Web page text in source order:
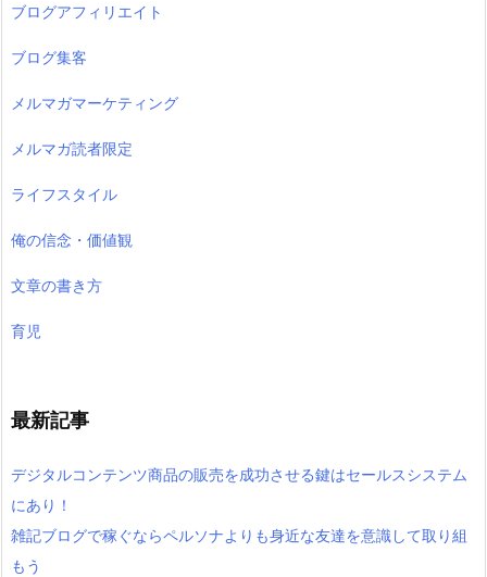
ブログアフィリエイト
ブログ集客
メルマガマーケティング
メルマガ読者限定
ライフスタイル
俺の信念・価値観
文章の書き方
育児
最新記事
デジタルコンテンツ商品の販売を成功させる鍵はセールスシステム
にあり！
雑記ブログで稼ぐならペルソナよりも身近な友達を意識して取り組
もう